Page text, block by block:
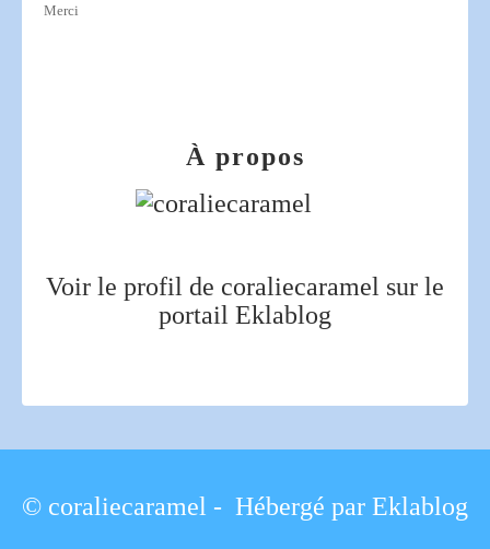
À propos
Voir le profil de coraliecaramel sur le
portail Eklablog
Merci
© coraliecaramel - Hébergé par Eklablog